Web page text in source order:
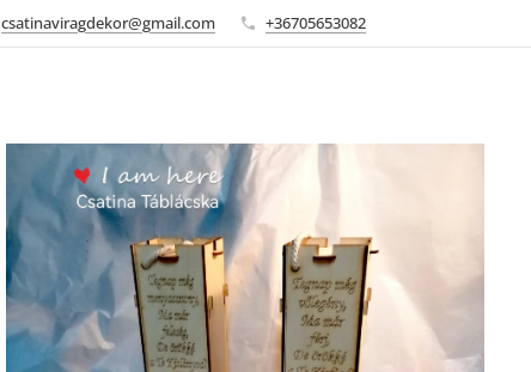
csatinaviragdekor@gmail.com +36705653082